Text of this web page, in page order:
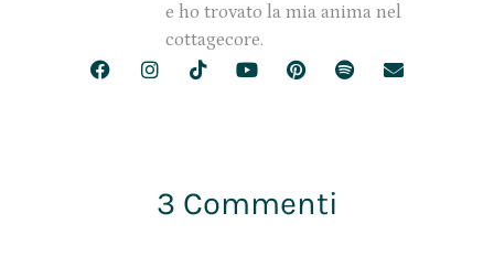
e ho trovato la mia anima nel
cottagecore.
3 Commenti